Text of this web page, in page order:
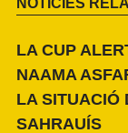
NOTÍCIES
LA CUP
NAAMA
LA SITUACIÓ
SAHRAUÍS